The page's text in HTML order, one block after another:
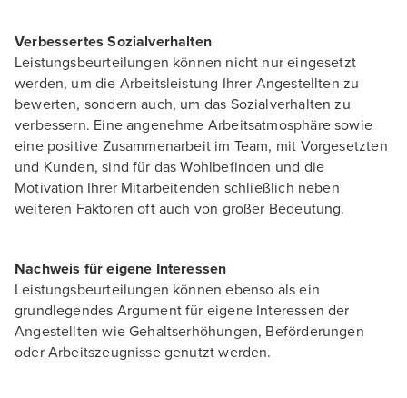
Verbessertes Sozialverhalten
Leistungsbeurteilungen können nicht nur eingesetzt
werden, um die Arbeitsleistung Ihrer Angestellten zu
bewerten, sondern auch, um das Sozialverhalten zu
verbessern. Eine angenehme Arbeitsatmosphäre sowie
eine positive Zusammenarbeit im Team, mit Vorgesetzten
und Kunden, sind für das Wohlbefinden und die
Motivation Ihrer Mitarbeitenden schließlich neben
weiteren Faktoren oft auch von großer Bedeutung.
Nachweis für eigene Interessen
Leistungsbeurteilungen können ebenso als ein
grundlegendes Argument für eigene Interessen der
Angestellten wie Gehaltserhöhungen, Beförderungen
oder Arbeitszeugnisse genutzt werden.